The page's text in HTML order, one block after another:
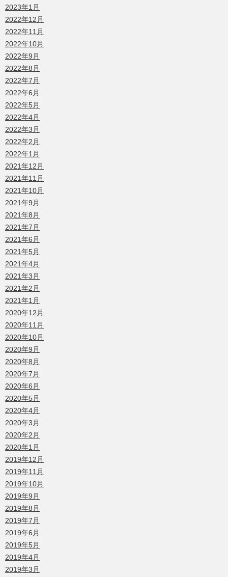
2023年1月
2022年12月
2022年11月
2022年10月
2022年9月
2022年8月
2022年7月
2022年6月
2022年5月
2022年4月
2022年3月
2022年2月
2022年1月
2021年12月
2021年11月
2021年10月
2021年9月
2021年8月
2021年7月
2021年6月
2021年5月
2021年4月
2021年3月
2021年2月
2021年1月
2020年12月
2020年11月
2020年10月
2020年9月
2020年8月
2020年7月
2020年6月
2020年5月
2020年4月
2020年3月
2020年2月
2020年1月
2019年12月
2019年11月
2019年10月
2019年9月
2019年8月
2019年7月
2019年6月
2019年5月
2019年4月
2019年3月